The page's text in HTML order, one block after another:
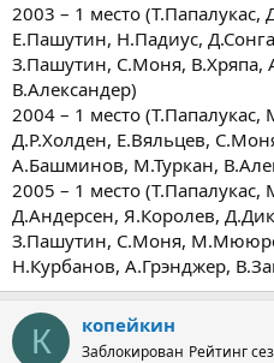
2003 – 1 место (Т.Папалукас,
Е.Пашутин, Н.Падиус,
З.Пашутин, С.Моня, В.Хряпа,
В.Александер)
2004 – 1 место
Д.Р.Холден, Е.Вяльцев,
А.Башминов, М.Туркан,
2005 – 1 место
Д.Андерсен, Я.Королев,
З.Пашутин, С.Моня,
Н.Курбанов, А.Грэнджер,
К копейкин
Заблокирован Рейтинг